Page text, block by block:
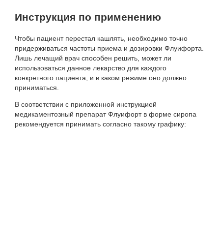
Инструкция по применению
Чтобы пациент перестал кашлять, необходимо точно
придерживаться частоты приема и дозировки Флуифорта.
Лишь лечащий врач способен решить, может ли
использоваться данное лекарство для каждого
конкретного пациента, и в каком режиме оно должно
приниматься.
В соответствии с приложенной инструкцией
медикаментозный препарат Флуифорт в форме сиропа
рекомендуется принимать согласно такому графику: